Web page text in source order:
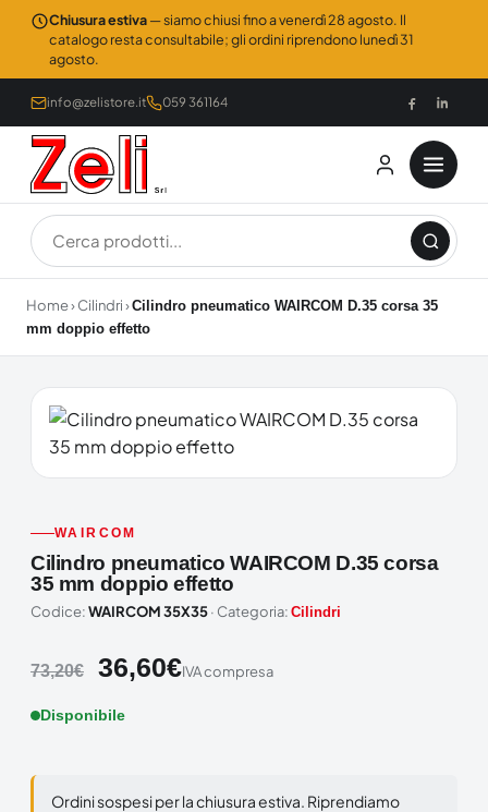
Chiusura estiva— siamo chiusi fino a venerdì 28 agosto. Il
catalogo resta consultabile; gli ordini riprendono lunedì 31
agosto.
info@zelistore.it 059 361164
Home›Cilindri›Cilindro pneumatico WAIRCOM D.35 corsa 35
mm doppio effetto
WAIRCOM
Cilindro pneumatico WAIRCOM D.35 corsa
35 mm doppio effetto
Codice:WAIRCOM 35X35· Categoria: Cilindri
73,20€ 36,60€IVA compresa
Disponibile
Ordini sospesi per la chiusura estiva. Riprendiamo